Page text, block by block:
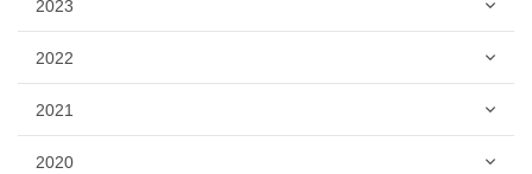
2023
2022
2021
2020